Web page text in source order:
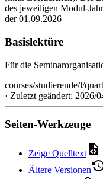
des jeweiligen Modul-
der 01.09.2026
Basislektüre
Für die
courses/studierende/l/
· Zuletzt geändert: 2026/
Seiten-Werkzeuge
Zeige Quelltext
Ältere Versionen